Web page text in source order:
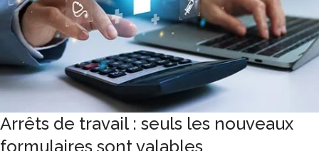
Arrêts de travail : seuls les nouveaux
formulaires sont valables